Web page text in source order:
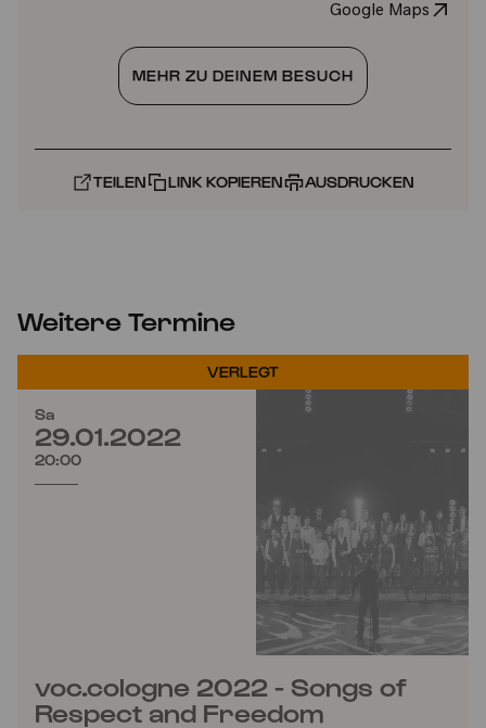
Google Maps
MEHR ZU DEINEM BESUCH
TEILEN LINK KOPIEREN AUSDRUCKEN
Weitere Termine
VERLEGT
Sa
29.01.2022
20:00
voc.cologne 2022 - Songs of
Respect and Freedom